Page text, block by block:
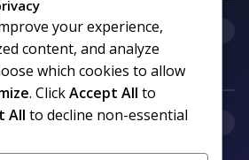
your experience,
content, and analyze
which cookies to allow
. ClickAccept All to
All to decline non-essential